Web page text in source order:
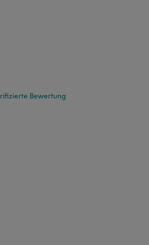
Bewertung